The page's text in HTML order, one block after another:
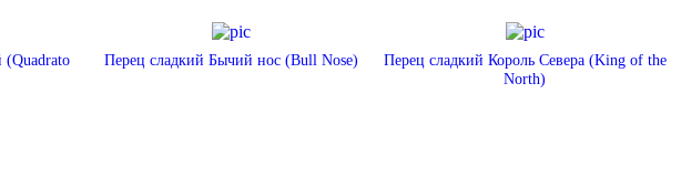
(Quadrato
Перец сладкий Бычий нос (Bull Nose)
Перец сладкий Король Севера (King of the
North)